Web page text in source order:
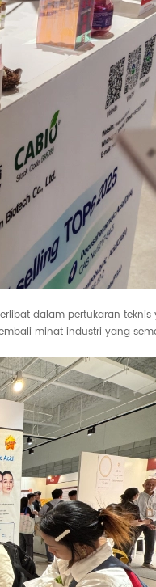
dalam pertukaran
minat industri yang